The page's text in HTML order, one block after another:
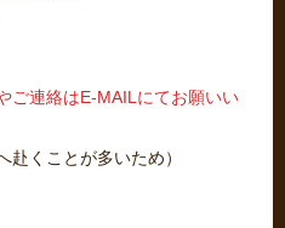
ご連絡はE-MAILにてお願いい
赴くことが多いため）